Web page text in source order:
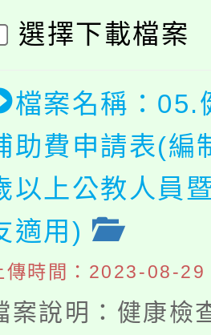
選擇下載檔案
檔案名稱：05.
助費申請表(編
以上公教人員
適用)
傳時間：2023-08-
案說明：健康檢